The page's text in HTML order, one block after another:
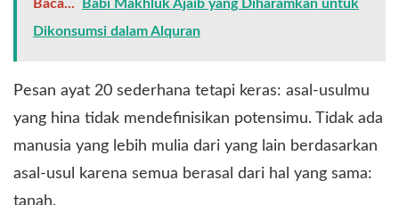
Baca...
Babi Makhluk Ajaib yang Diharamkan untuk
Dikonsumsi dalam Alquran
​Pesan ayat 20 sederhana tetapi keras: asal-usulmu
yang hina tidak mendefinisikan potensimu. Tidak ada
manusia yang lebih mulia dari yang lain berdasarkan
asal-usul karena semua berasal dari hal yang sama:
tanah.